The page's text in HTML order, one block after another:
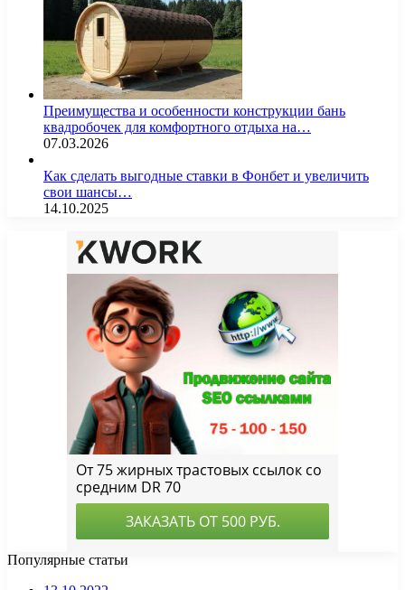
Преимущества и особенности конструкции бань
квадробочек для комфортного отдыха на…
07.03.2026
Как сделать выгодные ставки в Фонбет и увеличить
свои шансы…
14.10.2025
Популярные статьи